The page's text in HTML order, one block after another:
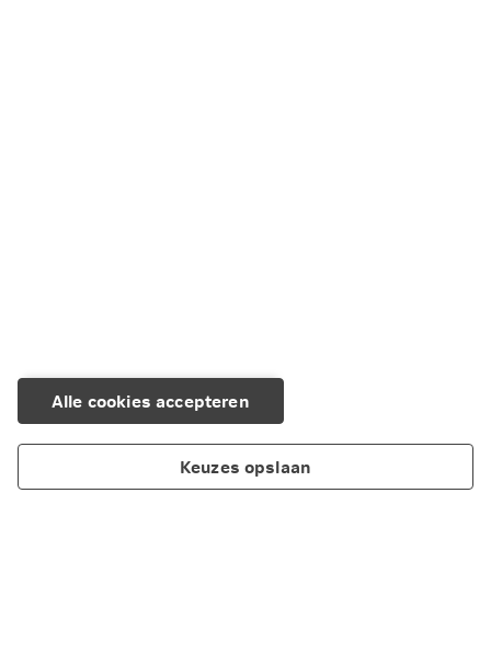
Alle cookies accepteren
Keuzes opslaan